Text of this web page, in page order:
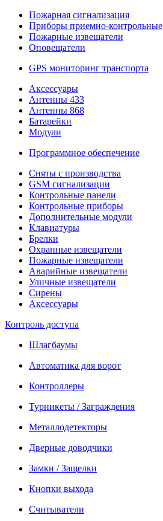
Пожарная сигнализация
Приборы приемно-контрольные
Пожарные извещатели
Оповещатели
GPS мониторинг транспорта
Аксессуары
Антенны 433
Антенны 868
Батарейки
Модули
Программное обеспечение
Сняты с производства
GSM сигнализации
Контрольные панели
Контрольные приборы
Дополнительные модули
Клавиатуры
Брелки
Охранные извещатели
Пожарные извещатели
Аварийные извещатели
Уличные извещатели
Сирены
Аксессуары
Контроль доступа
Шлагбаумы
Автоматика для ворот
Контроллеры
Турникеты / Заграждения
Металлодетекторы
Дверные доводчики
Замки / Защелки
Кнопки выхода
Считыватели